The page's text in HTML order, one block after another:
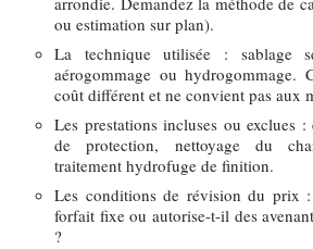
ou estimation sur plan).
La technique utilisée : sablage
aérogommage ou hydrogommage.
coût différent et ne convient pas aux
Les prestations incluses ou exclues :
de protection, nettoyage du
traitement hydrofuge de finition.
Les conditions de révision du prix
forfait fixe ou autorise-t-il des
?